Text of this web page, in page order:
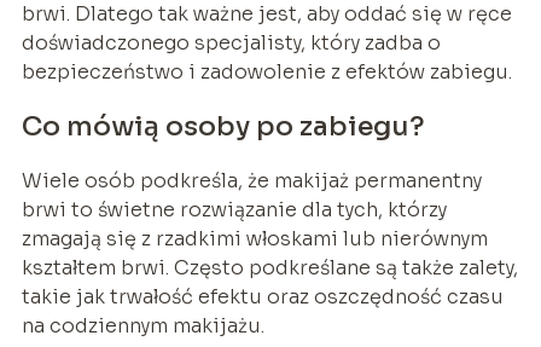
brwi. Dlatego tak ważne jest, aby oddać się w ręce
doświadczonego specjalisty, który zadba o
bezpieczeństwo i zadowolenie z efektów zabiegu.
Co mówią osoby po zabiegu?
Wiele osób podkreśla, że makijaż permanentny
brwi to świetne rozwiązanie dla tych, którzy
zmagają się z rzadkimi włoskami lub nierównym
kształtem brwi. Często podkreślane są także zalety,
takie jak trwałość efektu oraz oszczędność czasu
na codziennym makijażu.